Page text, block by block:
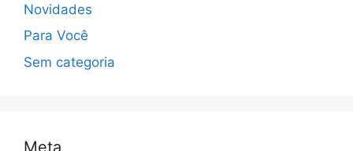
Novidades
Para Você
Sem categoria
Meta